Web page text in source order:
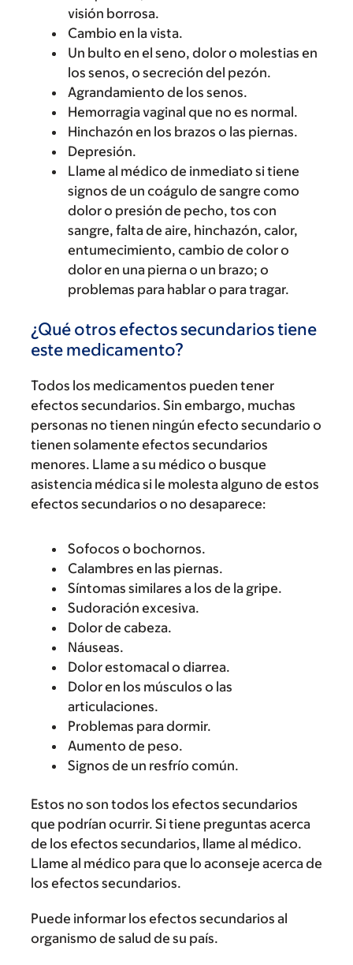
visión borrosa.
Cambio en la vista.
Un bulto en el seno, dolor o molestias en
los senos, o secreción del pezón.
Agrandamiento de los senos.
Hemorragia vaginal que no es normal.
Hinchazón en los brazos o las piernas.
Depresión.
Llame al médico de inmediato si tiene
signos de un coágulo de sangre como
dolor o presión de pecho, tos con
sangre, falta de aire, hinchazón, calor,
entumecimiento, cambio de color o
dolor en una pierna o un brazo; o
problemas para hablar o para tragar.
¿Qué otros efectos secundarios tiene
este medicamento?
Todos los medicamentos pueden tener
efectos secundarios. Sin embargo, muchas
personas no tienen ningún efecto secundario o
tienen solamente efectos secundarios
menores. Llame a su médico o busque
asistencia médica si le molesta alguno de estos
efectos secundarios o no desaparece:
Sofocos o bochornos.
Calambres en las piernas.
Síntomas similares a los de la gripe.
Sudoración excesiva.
Dolor de cabeza.
Náuseas.
Dolor estomacal o diarrea.
Dolor en los músculos o las
articulaciones.
Problemas para dormir.
Aumento de peso.
Signos de un resfrío común.
Estos no son todos los efectos secundarios
que podrían ocurrir. Si tiene preguntas acerca
de los efectos secundarios, llame al médico.
Llame al médico para que lo aconseje acerca de
los efectos secundarios.
Puede informar los efectos secundarios al
organismo de salud de su país.